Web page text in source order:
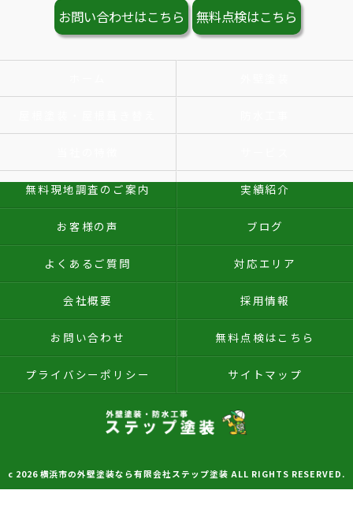
お問い合わせはこちら 無料点検はこちら
無料現地調査のご案内 実績紹介
お客様の声 ブログ
よくあるご質問 対応エリア
会社概要 採用情報
お問い合わせ 無料点検はこちら
プライバシーポリシー サイトマップ
c 2026 横浜市の外壁塗装なら有限会社ステップ塗装 ALL RIGHTS RESERVED.